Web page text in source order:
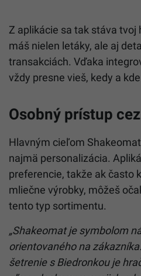
Z aplikácie sa tak stáva tvoj
máš nielen letáky, ale aj
transakciách. Vďaka
vždy presne vieš, kedy a
Osobný prístup
Hlavným cieľom
najmä personalizácia.
preferencie, takže ak často
mliečne výrobky, môžeš
tento typ sortimentu.
„Shakeomat je symbolom
orientovaného na
šetrenie s Biedronkou je